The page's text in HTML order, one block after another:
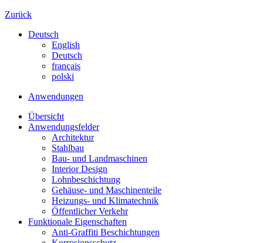
Zurück
Deutsch
English
Deutsch
français
polski
Anwendungen
Übersicht
Anwendungsfelder
Architektur
Stahlbau
Bau- und Landmaschinen
Interior Design
Lohnbeschichtung
Gehäuse- und Maschinenteile
Heizungs- und Klimatechnik
Öffentlicher Verkehr
Funktionale Eigenschaften
Anti-Graffiti Beschichtungen